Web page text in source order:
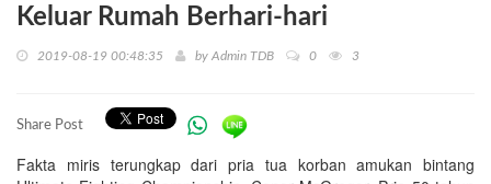
Keluar Rumah Berhari-hari
2019-08-19 00:48:35 by Admin TDB 0 3
Share Post
Fakta miris terungkap dari pria tua korban amukan bintang